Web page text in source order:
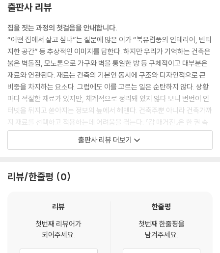
출판사 리뷰
집을 짓는 과정의 첫걸음을 안내합니다.
“어떤 집에서 살고 싶냐”는 질문에 많은 이가 “북유럽풍의 인테리어, 빈티
지한 공간” 등 추상적인 이미지를 답한다. 하지만 우리가 기억하는 건축은
붉은 벽돌집, 모노톤으로 가구와 벽을 통일한 방 등 구체적이고 대부분은
재료와 연관된다. 재료는 건축의 기본인 동시에 구조와 디자인적으로 큰
비중을 차지하는 요소다. 그럼에도 이를 고르는 일은 순탄하지 않다. 상황
마다 적절한 재료가 있지만, 체계적으로 정리돼 있지 않다 보니 번번이 인
터넷을 뒤지고 쏟아지는 정보의 늪에서 헤맨다. 건축주뿐 아니라 건축가까
지 재료를 선택하고 적용하는데 어려움을 겪는다. 『감 매거진』은 한 권 속
에 기초적인 정보부터 분류, 사용 방법, 유통처까지 재료를 사용하는데 필
요한 정보를 꾹꾹 눌러 담았다. 등대가 밝히는 불빛을 따라 항해하듯 감 매
하나하나 알아가는 즐거움,
‘감’은 순우리말로 재료를 뜻한다. 감(GARM)시리즈는 개인의 창조성을
중요한 의식주 중에서 머무는 ‘주’를 중심으로 자신의 공간을 스스로 만들
수 있는 최소한의 방법에 대해 안내하기 위해서다. 그 시작은 건축의 가장
출판사 리뷰 더보기
리뷰/한줄평 0
리뷰
첫번째 리뷰어가
되어주세요.
한줄평
첫번째 한줄평을
남겨주세요.